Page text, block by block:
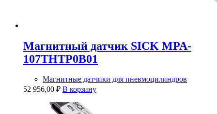
Магнитный датчик SICK MPA-
107THTP0B01
Магнитные датчики для пневмоцилиндров
52 956,00 ₽ В корзину